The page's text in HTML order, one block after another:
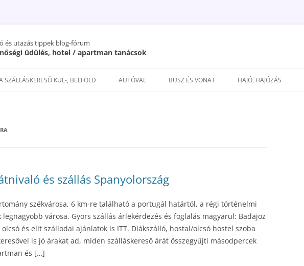
és utazás tippek blog-fórum
üdülés, hotel / apartman tanácsok
a
SZÁLLÁSKERESŐ KÜL-, BELFÖLD AUTÓVAL BUSZ ÉS VONAT HAJÓ, HAJÓZÁS
és szállás Spanyolország
székvárosa, 6 km-re található a portugál határtól, a régi történelmi
legnagyobb városa. Gyors szállás árlekérdezés és foglalás magyarul: Badajoz
és elit szállodai ajánlatok is ITT. Diákszálló, hostal/olcsó hostel szoba
is jó árakat ad, miden szálláskereső árát összegyűjti másodpercek
és […]